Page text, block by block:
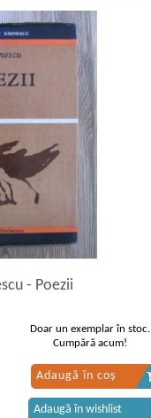
- Poezii
Doar un exemplar în stoc.
Cumpără acum!
Adaugă în coș
Adaugă în wishlist